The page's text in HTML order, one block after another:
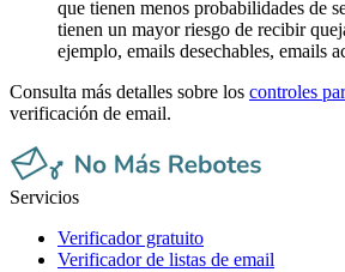
que tienen menos probabilidades de
tienen un mayor riesgo de recibir
ejemplo, emails desechables, emails
Consulta más detalles sobre los controles
verificación de email.
Servicios
Verificador gratuito
Verificador de listas de email